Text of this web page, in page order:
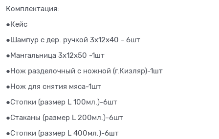
Комплектация:
●Кейс
●Шампур с дер. ручкой 3х12х40 - 6шт
●Мангальница 3х12х50 -1шт
●Нож разделочный с ножной (г.Кизляр)-1шт
●Нож для снятия мяса-1шт
●Стопки (размер L 100мл.)-6шт
●Стаканы (размер L 200мл.)-6шт
●Стопки (размер L 400мл.)-6шт